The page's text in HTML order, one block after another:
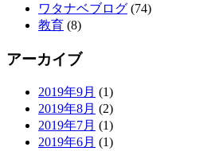
ワタナベブログ (74)
教育 (8)
アーカイブ
2019年9月 (1)
2019年8月 (2)
2019年7月 (1)
2019年6月 (1)